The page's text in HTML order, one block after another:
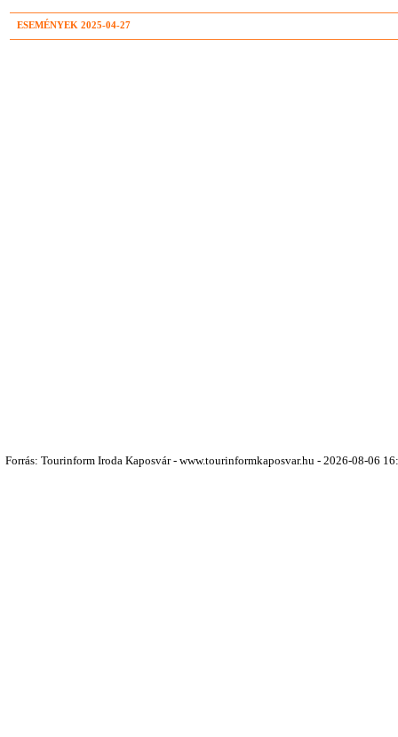
ESEMÉNYEK 2025-04-27
Forrás: Tourinform Iroda Kaposvár - www.tourinformkaposvar.hu - 2026-08-06